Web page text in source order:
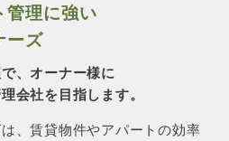
管理に強い
ーズ
、オーナー様に
会社を目指します。
、賃貸物件やアパートの効率